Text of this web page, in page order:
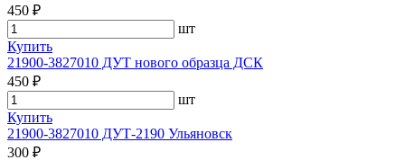
450 ₽
шт
Купить
21900-3827010 ДУТ нового образца ДСК
450 ₽
шт
Купить
21900-3827010 ДУТ-2190 Ульяновск
300 ₽